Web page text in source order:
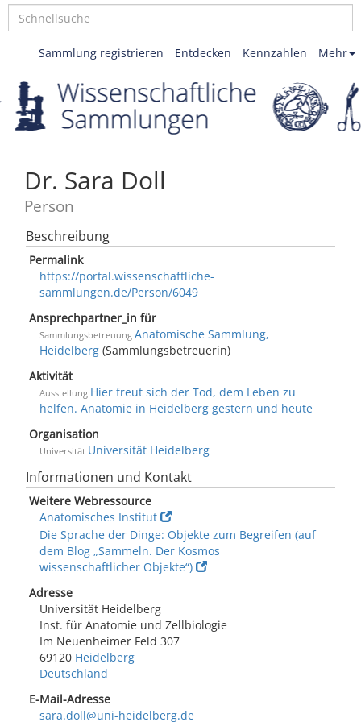
Mehr
Kennzahlen
Entdecken
Sammlung registrieren
Dr. Sara Doll
Person
Beschreibung
Permalink
https://portal.wissenschaftliche-
sammlungen.de/Person/6049
Ansprechpartner_in für
Sammlungsbetreuung Anatomische Sammlung,
Heidelberg (Sammlungsbetreuerin)
Aktivität
Ausstellung Hier freut sich der Tod, dem Leben zu
helfen. Anatomie in Heidelberg gestern und heute
Organisation
Universität Universität Heidelberg
Informationen und Kontakt
Weitere Webressource
Anatomisches Institut
Die Sprache der Dinge: Objekte zum Begreifen (auf
dem Blog „Sammeln. Der Kosmos
wissenschaftlicher Objekte“)
Adresse
Universität Heidelberg
Inst. für Anatomie und Zellbiologie
Im Neuenheimer Feld 307
69120 Heidelberg
Deutschland
E-Mail-Adresse
sara.doll@uni-heidelberg.de